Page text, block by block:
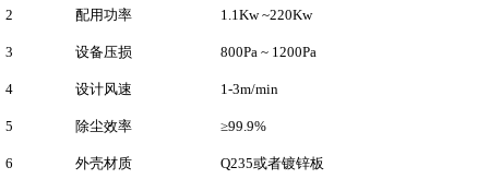
2 配用功率 1.1Kw ~220Kw
3 设备压损 800Pa ~ 1200Pa
4 设计风速 1-3m/min
5 除尘效率 ≥99.9%
6 外壳材质 Q235或者镀锌板